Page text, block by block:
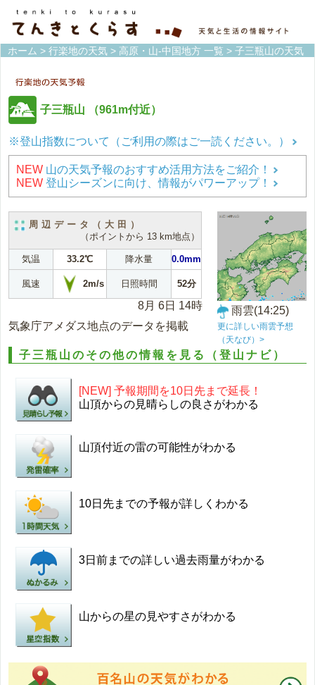
ホーム > 行楽地の天気 > 高原・山-中国地方 一覧 > 子三瓶山の天気
子三瓶山 （961m付近）
※登山指数について（ご利用の際はご一読ください。）
NEW 山の天気予報のおすすめ活用方法をご紹介！
NEW 登山シーズンに向け、情報がパワーアップ！
周辺データ（大田）
（ポイントから 13 km地点）
気温 33.2℃ 降水量 0.0mm
風速 2m/s 日照時間 52分
8月 6日 14時
気象庁アメダス地点のデータを掲載
雨雲(14:25)
更に詳しい雨雲予想
（天なび）>
子三瓶山のその他の情報を見る（登山ナビ）
[NEW] 予報期間を10日先まで延長！
山頂からの見晴らしの良さがわかる
山頂付近の雷の可能性がわかる
10日先までの予報が詳しくわかる
3日前までの詳しい過去雨量がわかる
山からの星の見やすさがわかる